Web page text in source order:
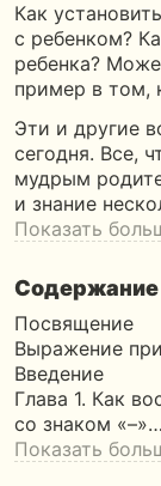
Как
с ребенком?
ребенка?
пример в том,
Эти и другие
сегодня. Все,
мудрым
и знание
Показать
Содержание
Посвящение
Выражение
Введение
Глава 1. Как
со знаком «–»…
Показать